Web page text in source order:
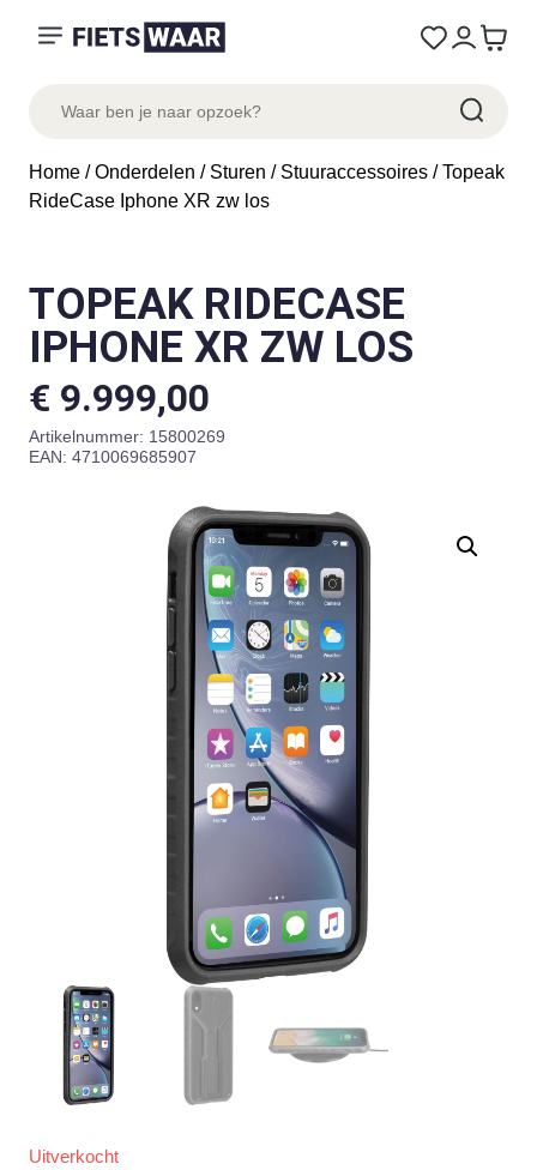
Home /Onderdelen / Sturen / Stuuraccessoires / Topeak
RideCase Iphone XR zw los
TOPEAK RIDECASE
IPHONE XR ZW LOS
€ 9.999,00
Artikelnummer: 15800269
EAN: 4710069685907
Uitverkocht